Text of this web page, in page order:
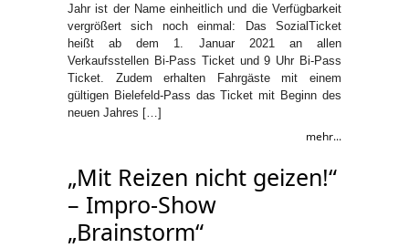
Jahr ist der Name einheitlich und die Verfügbarkeit
vergrößert sich noch einmal: Das SozialTicket
heißt ab dem 1. Januar 2021 an allen
Verkaufsstellen Bi-Pass Ticket und 9 Uhr Bi-Pass
Ticket. Zudem erhalten Fahrgäste mit einem
gültigen Bielefeld-Pass das Ticket mit Beginn des
neuen Jahres […]
mehr...
„Mit Reizen nicht geizen!“
– Impro-Show
„Brainstorm“